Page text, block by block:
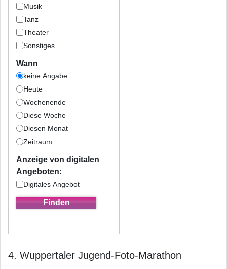
Musik
Tanz
Theater
Sonstiges
Wann
keine Angabe
Heute
Wochenende
Diese Woche
Diesen Monat
Zeitraum
Anzeige von digitalen
Angeboten:
Digitales Angebot
4. Wuppertaler Jugend-Foto-Marathon